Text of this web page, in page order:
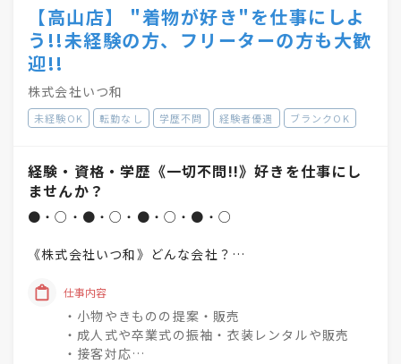
【高山店】 "着物が好き"を仕事にしよ
う!!未経験の方、フリーターの方も大歓
迎!!
株式会社いつ和
未経験OK 転勤なし 学歴不問 経験者優遇 ブランクOK
経験・資格・学歴《一切不問!!》好きを仕事にし
ませんか？
●・○・●・○・●・○・●・○
《株式会社いつ和》どんな会社？
「一人でも多く、一度でも多く、
着物着姿を増やしていく」
という理念を掲げています♪
仕事内容
・小物やきものの提案・販売
・成人式や卒業式の振袖・衣装レンタルや販売
・接客対応